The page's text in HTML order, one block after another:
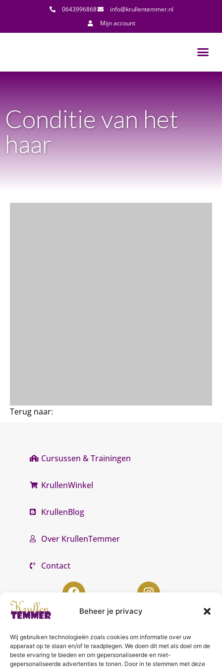
Beheer je privacy
Wij gebruiken technologieën zoals cookies om informatie over uw
apparaat op te slaan en/of te raadplegen. We doen dit met als doel om de
beste ervaring te bieden en om gepersonaliseerde en niet-
gepersonaliseerde advertenties te tonen. Door in te stemmen met deze
0643996868
info@krullentemmer.nl
Mijn account
Conditie van het
haar
Terug naar:
Cursussen & Trainingen
KrullenWinkel
KrullenBlog
Over KrullenTemmer
Contact
KrullenTemmer Lelystad
Punter 10 02